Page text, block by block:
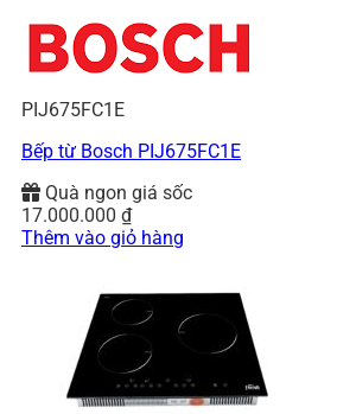
PIJ675FC1E
Bếp từ Bosch PIJ675FC1E
Quà ngon giá sốc
17.000.000 ₫
Thêm vào giỏ hàng